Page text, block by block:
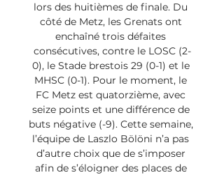
lors des huitièmes de finale. Du
côté de Metz, les Grenats ont
enchaîné trois défaites
consécutives, contre le LOSC (2-
0), le Stade brestois 29 (0-1) et le
MHSC (0-1). Pour le moment, le
FC Metz est quatorzième, avec
seize points et une différence de
buts négative (-9). Cette semaine,
l’équipe de Laszlo Bölöni n’a pas
d’autre choix que de s’imposer
afin de s’éloigner des places de